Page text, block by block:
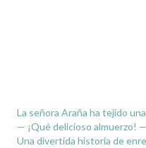
La señora Araña ha tejido
— ¡Qué delicioso almuerzo!
Una divertida historia de